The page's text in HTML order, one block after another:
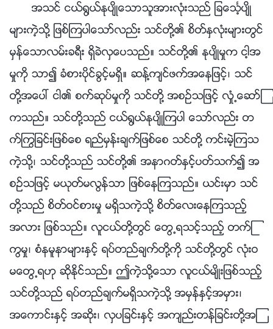
အသင္ ငယ္႐ြယ္ႏုပ်ိဳေသာသူအားလုံးသည္ ျခေသၤ့ပ်ိဳ
မ်ားကဲ့သို႔ ျဖစ္ၾကပါေသာ္လည္း သင္တို႔၏ စိတ္ႏွလုံးမ်ားတြင္
မွန္ေသာလမ္းခရီး ရွိခဲလွေပသည္။ သင္တို႔၏ ႏုပ်ိဳမႈက ငါ့အ
မႈကို သာ၍ ခံစားပိုင္ခြင့္မရွိ။ ဆန႔္က်င္ဖက္အေနျဖင့္၊ သင္
တို႔အေပၚ ငါ၏ စက္ဆုပ္မႈကို သင္တို႔ အစဥ္သျဖင့္ လႈံ႕ေဆာ္ၾ
ကသည္။ သင္တို႔သည္ ငယ္႐ြယ္ႏုပ်ိဳၾကပါ ေသာ္လည္း တ
က္ႂကြျခင္းျဖစ္ေစ ရည္မွန္းခ်က္ျဖစ္ေစ သင္တို႔ ကင္းမဲ့ၾကသ
ကဲ့သို႔၊ သင္တို႔သည္ သင္တို႔၏ အနာဂတ္ႏွင့္ပတ္သက္၍ အ
စဥ္သျဖင့္ မယုတ္မလြန္သာ ျဖစ္ေနၾကသည္။ ယင္းမွာ သင္
တို႔သည္ စိတ္ဝင္စားမႈ မရွိသကဲ့သို႔ စိတ္ေလးေနၾကသည့္
အလား ျဖစ္သည္။ လူငယ္တို႔တြင္ ေတြ႕ရသင့္သည့္ တက္ႂ
ကြမႈ၊ စံနမူနာမ်ားႏွင့္ ရပ္တည္ခ်က္တို႔ကို သင္တို႔တြင္ လုံးဝ
မေတြ႕ရဟု ဆိုႏိုင္သည္။ ဤကဲ့သို႔ေသာ လူငယ္မ်ိဳးျဖစ္သည့္
သင္တို႔သည္ ရပ္တည္ခ်က္မရွိသကဲ့သို႔ အမွန္ႏွင့္အမွား၊
အေကာင္းႏွင့္ အဆိုး၊ လွပျခင္းႏွင့္ အက်ည္းတန္ျခင္းတို႔အၾ